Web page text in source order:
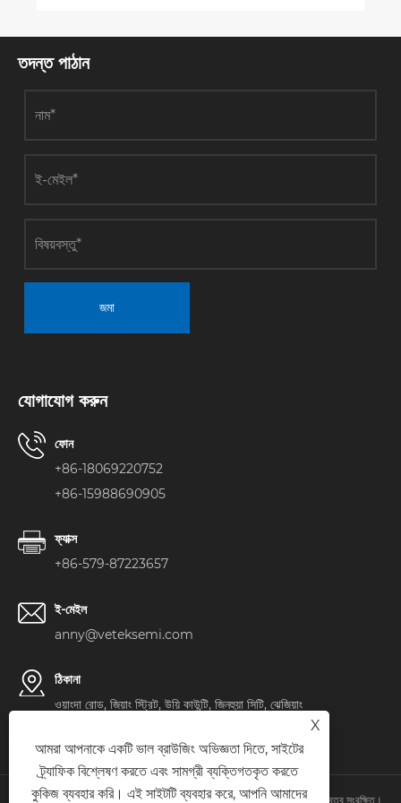
তদন্ত পাঠান
জমা
যোগাযোগ করুন
ফোন
+86-18069220752
+86-15988690905
ফ্যাক্স
+86-579-87223657
ই-মেইল
anny@veteksemi.com
ঠিকানা
ওয়াংদা রোড, জিয়াং স্ট্রিট, উয়ি কাউন্টি, জিনহুয়া সিটি, ঝেজিয়াং
কপিরাইট © 2024 WuYi TianYao New Material Tech.Co.,Ltd. সর্বস্বত্ব সংরক্ষিত।
X
আমরা আপনাকে একটি ভাল ব্রাউজিং অভিজ্ঞতা দিতে, সাইটের
ট্র্যাফিক বিশ্লেষণ করতে এবং সামগ্রী ব্যক্তিগতকৃত করতে
কুকিজ ব্যবহার করি। এই সাইটটি ব্যবহার করে, আপনি আমাদের